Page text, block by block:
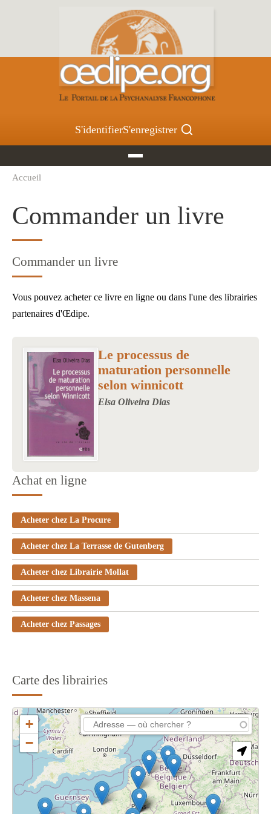
S'identifierS'enregistrer
d'Ariane
Accueil
Commander un livre
Commander un livre
Vous pouvez acheter ce livre en ligne ou dans l'une des librairies
partenaires d'Œdipe.
Image
Le processus de
maturation personnelle
selon winnicott
Elsa Oliveira Dias
Achat en ligne
Acheter chez La Procure
Acheter chez La Terrasse de Gutenberg
Acheter chez Librairie Mollat
Acheter chez Massena
Acheter chez Passages
Carte des librairies
+
−